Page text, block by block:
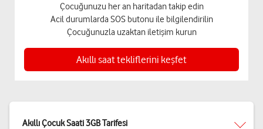
Çocuğunuzu her an haritadan takip edin
Acil durumlarda SOS butonu ile bilgilendirilin
Çocuğunuzla uzaktan iletişim kurun
Akıllı saat tekliflerini keşfet
Akıllı Çocuk Saati 3GB Tarifesi